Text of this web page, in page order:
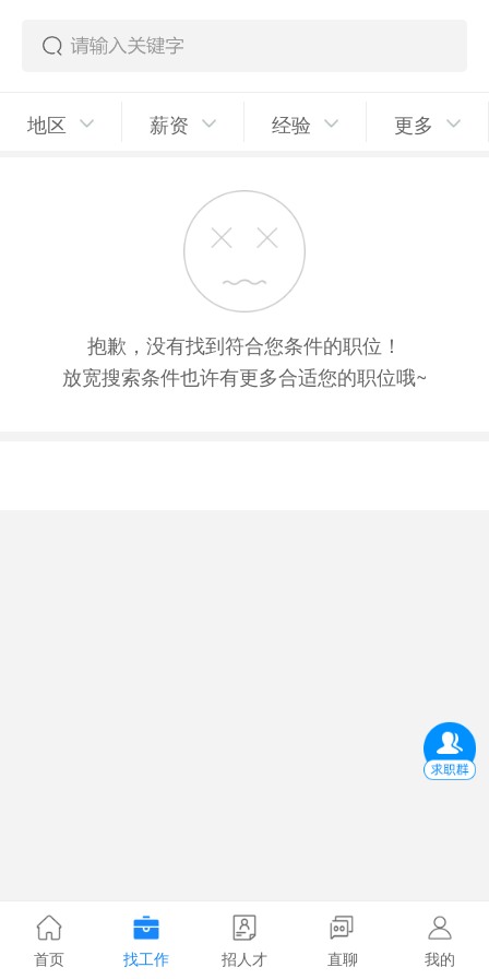
地区 薪资 经验 更多
抱歉，没有找到符合您条件的职位！
放宽搜索条件也许有更多合适您的职位哦~
首页 找工作 招人才 直聊 我的